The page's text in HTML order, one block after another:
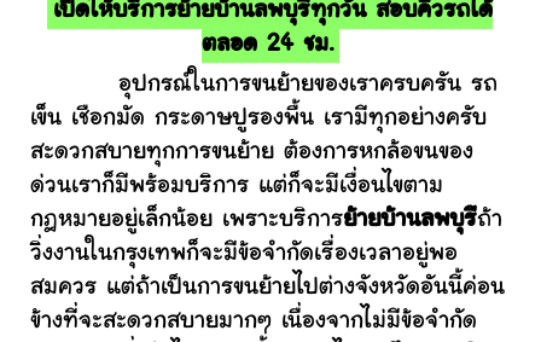
เปิดให้บริการย้ายบ้านลพบุรีทุกวัน สอบคิวรถได้
ตลอด 24 ชม.
อุปกรณ์ในการขนย้ายของเราครบครัน รถ
เข็น เชือกมัด กระดาษปูรองพื้น เรามีทุกอย่างครับ
สะดวกสบายทุกการขนย้าย ต้องการหกล้อขนของ
ด่วนเราก็มีพร้อมบริการ แต่ก็จะมีเงื่อนไขตาม
กฎหมายอยู่เล็กน้อย เพราะบริการย้ายบ้านลพบุรีถ้า
วิ่งงานในกรุงเทพก็จะมีข้อจำกัดเรื่องเวลาอยู่พอ
สมควร แต่ถ้าเป็นการขนย้ายไปต่างจังหวัดอันนี้ค่อน
ข้างที่จะสะดวกสบายมากๆ เนื่องจากไม่มีข้อจำกัด